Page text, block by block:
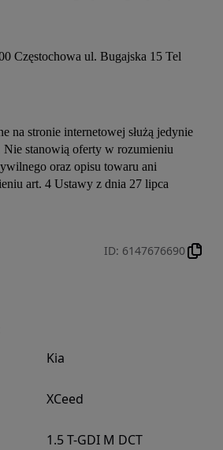
Częstochowa ul. Bugajska 15 Tel
na stronie internetowej służą jedynie
stanowią oferty w rozumieniu
oraz opisu towaru ani
art. 4 Ustawy z dnia 27 lipca
ID: 6147676690
Kia
XCeed
1.5 T-GDI M DCT